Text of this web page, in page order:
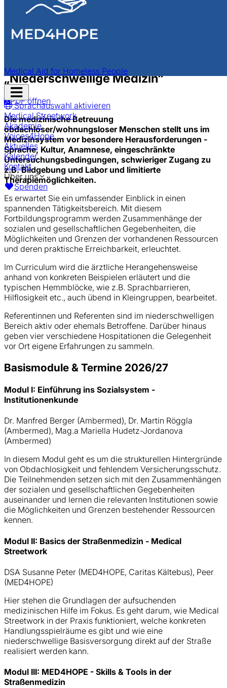
MED4HOPE
Medical Aid for Homeless People
Navigation
öffnen
Sprachauswahl aktivieren
Medical Streetwork
Akademie
Voices4Hope
Aktuelles
Kalender
Kontakt
Über uns
Spenden
Akademie
„Niederschwellige Medizin“
PDF öffnen
Die medizinische Betreuung
obdachloser/wohnungsloser Menschen stellt uns im
Medizinsystem vor besondere Herausforderungen -
Sprache, Kultur, Anamnese, eingeschränkte
Untersuchungsbedingungen, schwieriger Zugang zu
z.B. Bildgebung und Labor und limitierte
Therapiemöglichkeiten.
Es erwartet Sie ein umfassender Einblick in einen
spannenden Tätigkeitsbereich. Mit diesem
Fortbildungsprogramm werden Zusammenhänge der
sozialen und gesellschaftlichen Gegebenheiten, die
Möglichkeiten und Grenzen der vorhandenen Ressourcen
und deren praktische Erreichbarkeit, erleuchtet.
Im Curriculum wird die ärztliche Herangehensweise
anhand von konkreten Beispielen erläutert und die
typischen Hemmblöcke, wie z.B. Sprachbarrieren,
Hilflosigkeit etc., auch übend in Kleingruppen, bearbeitet.
Referentinnen und Referenten sind im niederschwelligen
Bereich aktiv oder ehemals Betroffene. Darüber hinaus
geben vier verschiedene Hospitationen die Gelegenheit
vor Ort eigene Erfahrungen zu sammeln.
Basismodule & Termine 2026/27
Modul I: Einführung ins Sozialsystem -
Institutionenkunde
Dr. Manfred Berger (Ambermed), Dr. Martin Röggla
(Ambermed), Mag.a Mariella Hudetz-Jordanova
(Ambermed)
In diesem Modul geht es um die strukturellen Hintergründe
von Obdachlosigkeit und fehlendem Versicherungsschutz.
Die Teilnehmenden setzen sich mit den Zusammenhängen
der sozialen und gesellschaftlichen Gegebenheiten
auseinander und lernen die relevanten Institutionen sowie
die Möglichkeiten und Grenzen bestehender Ressourcen
kennen.
Modul II: Basics der Straßenmedizin - Medical
Streetwork
DSA Susanne Peter (MED4HOPE, Caritas Kältebus), Peer
(MED4HOPE)
Hier stehen die Grundlagen der aufsuchenden
medizinischen Hilfe im Fokus. Es geht darum, wie Medical
Streetwork in der Praxis funktioniert, welche konkreten
Handlungsspielräume es gibt und wie eine
niederschwellige Basisversorgung direkt auf der Straße
realisiert werden kann.
Modul III: MED4HOPE - Skills & Tools in der
Straßenmedizin